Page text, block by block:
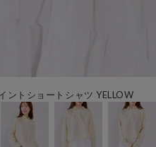
ントショートシャツ YELLOW